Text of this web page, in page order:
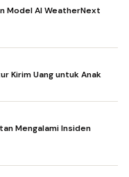
Model AI WeatherNext
Kirim Uang untuk Anak
Mengalami Insiden